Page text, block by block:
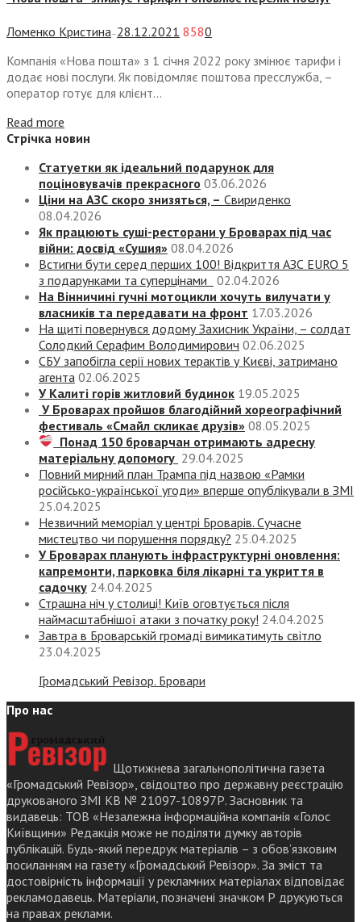
Ломенко Кристина — 28.12.2021 8580
Компанія «Нова пошта» з 1 січня 2022 року змінює тарифи і
додає нові послуги. Як повідомляє поштова пресслужба, –
оператор готує для клієнт...
Read more
Стрічка новин
Статуетки як ідеальний подарунок для
поціновувачів прекрасного 03.06.2026
Ціни на АЗС скоро знизяться, – Свириденко
08.04.2026
Як працюють суші-ресторани у Броварах під час
війни: досвід «Сушия» 08.04.2026
Встигни бути серед перших 100! Відкриття АЗС EURO 5
з подарунками та суперцінами
02.04.2026
На Вінничині гучні мотоцикли хочуть вилучати у
власників та передавати на фронт 17.03.2026
На щиті повернувся додому Захисник України, – солдат
Солодкий Серафим Володимирович 02.06.2025
СБУ запобігла серії нових терактів у Києві, затримано
агента 02.06.2025
У Калиті горів житловий будинок 19.05.2025
У Броварах пройшов благодійний хореографічний
фестиваль «Смайл скликає друзів» 08.05.2025
Понад 150 броварчан отримають адресну
матеріальну допомогу 29.04.2025
Повний мирний план Трампа під назвою «‎Рамки
російсько-української угоди» вперше опублікували в ЗМІ
25.04.2025
Незвичний меморіал у центрі Броварів. Сучасне
мистецтво чи порушення порядку? 25.04.2025
У Броварах планують інфраструктурні оновлення:
капремонти, парковка біля лікарні та укриття в
садочку 24.04.2025
Страшна ніч у столиці! Київ оговтується після
наймасштабнішої атаки з початку року! 24.04.2025
Завтра в Броварській громаді вимикатимуть світло
23.04.2025
Громадський Ревізор. Бровари
Про нас
Щотижнева загальнополітична газета
«Громадський Ревізор», свідоцтво про державну реєстрацію
друкованого ЗМІ КВ № 21097-10897Р. Засновник та
видавець: ТОВ «Незалежна інформаційна компанія «Голос
Київщини» Редакція може не поділяти думку авторів
публікацій. Будь-який передрук матеріалів – з обов’язковим
посиланням на газету «Громадський Ревізор». За зміст та
достовірність інформації у рекламних матеріалах відповідає
рекламодавець. Матеріали, позначені значком Р друкуються
на правах реклами.